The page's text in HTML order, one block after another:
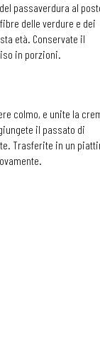
passaverdura al
delle verdure e dei
età. Conservate il
in porzioni.
colmo, e unite la
il passato di
Trasferite in un